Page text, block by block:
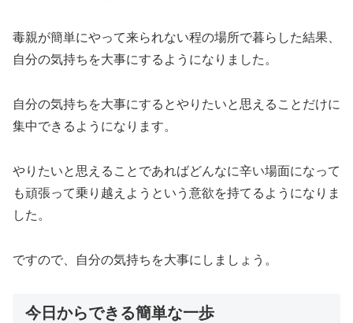
毒親が簡単にやって来られない程の場所で暮らした結果、
自分の気持ちを大事にするようになりました。
自分の気持ちを大事にするとやりたいと思えることだけに
集中できるようになります。
やりたいと思えることであればどんなに辛い場面になって
も頑張って乗り越えようという意欲を持てるようになりま
した。
ですので、自分の気持ちを大事にしましょう。
今日からできる簡単な一歩